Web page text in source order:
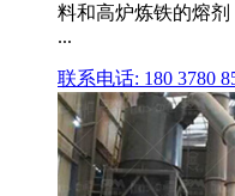
料和高炉炼铁的熔
...
联系电话: 180 3780